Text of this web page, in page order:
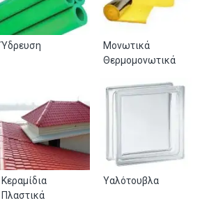
Ύδρευση
Μονωτικά
Θερμομονωτικά
Κεραμίδια
Πλαστικά
Υαλότουβλα